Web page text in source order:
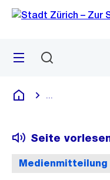
Navigation
Sprunglink
Menü
Deutsch
Medienmitteilung
Seite